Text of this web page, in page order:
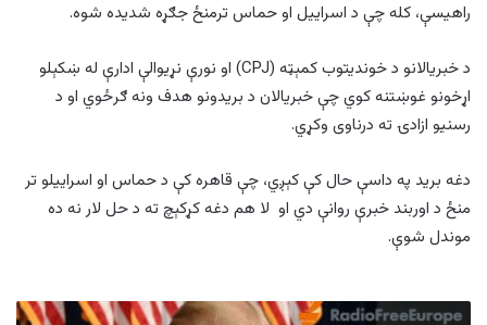
راهیسې، کله چې د اسراییل او حماس ترمنځ جګړه شدیده شوه.
د خبریالانو د خوندیتوب کمېټه (CPJ) او نورې نړیوالې ادارې له ښکېلو
اړخونو غوښتنه کوي چې خبریالان د بریدونو هدف ونه ګرځوي او د
رسنیو ازادۍ ته درناوی وکړي.
دغه برید په داسې حال کې کېږي، چې قاهره کې د حماس او اسراییلو تر
منځ د اوربند خبرې روانې دي او لا هم دغه کړکېچ ته د حل لار نه ده
موندل شوې.
ټرمپ